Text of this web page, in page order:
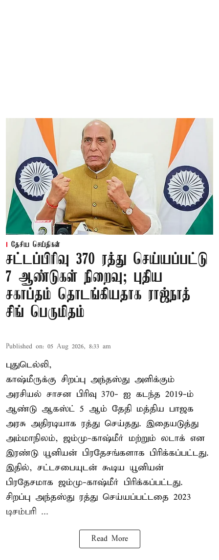
தேசிய செய்திகள்
சட்டப்பிரிவு 370 ரத்து செய்யப்பட்டு
7 ஆண்டுகள் நிறைவு; புதிய
சகாப்தம் தொடங்கியதாக ராஜ்நாத்
சிங் பெருமிதம்
Published on: 05 Aug 2026, 8:33 am
புதுடெல்லி,
காஷ்மீருக்கு சிறப்பு அந்தஸ்து அளிக்கும்
அரசியல் சாசன பிரிவு 370- ஐ கடந்த 2019-ம்
ஆண்டு ஆகஸ்ட் 5 ஆம் தேதி மத்திய பாஜக
அரசு அதிரடியாக ரத்து செய்தது. இதையடுத்து
அம்மாநிலம், ஜம்மு-காஷ்மீர் மற்றும் லடாக் என
இரண்டு யூனியன் பிரதேசங்களாக பிரிக்கப்பட்டது.
இதில், சட்டசபையுடன் கூடிய யூனியன்
பிரதேசமாக ஜம்மு-காஷ்மீர் பிரிக்கப்பட்டது.
சிறப்பு அந்தஸ்து ரத்து செய்யப்பட்டதை 2023
டிசம்பரி ...
Read More